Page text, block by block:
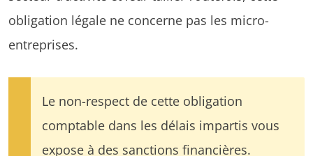
obligation légale ne concerne pas les micro-
entreprises.
Le non-respect de cette obligation
comptable dans les délais impartis vous
expose à des sanctions financières.